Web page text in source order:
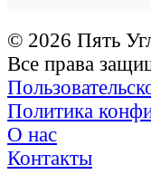
© 2026 Пять
Все права
Политика
О нас
Контакты